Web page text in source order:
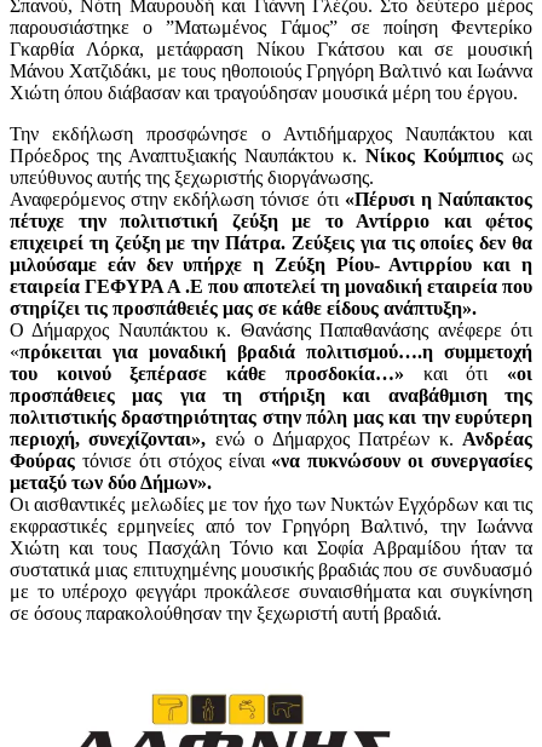
Σπανού, Νότη Μαυρουδή και Γιάννη Γλέζου. Στο δεύτερο μέρος
παρουσιάστηκε ο ”Ματωμένος Γάμος” σε ποίηση Φεντερίκο
Γκαρθία Λόρκα, μετάφραση Νίκου Γκάτσου και σε μουσική
Μάνου Χατζιδάκι, με τους ηθοποιούς Γρηγόρη Βαλτινό και Ιωάννα
Χιώτη όπου διάβασαν και τραγούδησαν μουσικά μέρη του έργου.
Την εκδήλωση προσφώνησε ο Αντιδήμαρχος Ναυπάκτου και
Πρόεδρος της Αναπτυξιακής Ναυπάκτου κ. Νίκος Κούμπιος ως
υπεύθυνος αυτής της ξεχωριστής διοργάνωσης.
Αναφερόμενος στην εκδήλωση τόνισε ότι «Πέρυσι η Ναύπακτος
πέτυχε την πολιτιστική ζεύξη με το Αντίρριο και φέτος
επιχειρεί τη ζεύξη με την Πάτρα. Ζεύξεις για τις οποίες δεν θα
μιλούσαμε εάν δεν υπήρχε η Ζεύξη Ρίου- Αντιρρίου και η
εταιρεία ΓΕΦΥΡΑ Α .Ε που αποτελεί τη μοναδική εταιρεία που
στηρίζει τις προσπάθειές μας σε κάθε είδους ανάπτυξη».
Ο Δήμαρχος Ναυπάκτου κ. Θανάσης Παπαθανάσης ανέφερε ότι
«πρόκειται για μοναδική βραδιά πολιτισμού….η συμμετοχή
του κοινού ξεπέρασε κάθε προσδοκία…» και ότι «οι
προσπάθειες μας για τη στήριξη και αναβάθμιση της
πολιτιστικής δραστηριότητας στην πόλη μας και την ευρύτερη
περιοχή, συνεχίζονται», ενώ ο Δήμαρχος Πατρέων κ. Ανδρέας
Φούρας τόνισε ότι στόχος είναι «να πυκνώσουν οι συνεργασίες
μεταξύ των δύο Δήμων».
Οι αισθαντικές μελωδίες με τον ήχο των Νυκτών Εγχόρδων και τις
εκφραστικές ερμηνείες από τον Γρηγόρη Βαλτινό, την Ιωάννα
Χιώτη και τους Πασχάλη Τόνιο και Σοφία Αβραμίδου ήταν τα
συστατικά μιας επιτυχημένης μουσικής βραδιάς που σε συνδυασμό
με το υπέροχο φεγγάρι προκάλεσε συναισθήματα και συγκίνηση
σε όσους παρακολούθησαν την ξεχωριστή αυτή βραδιά.